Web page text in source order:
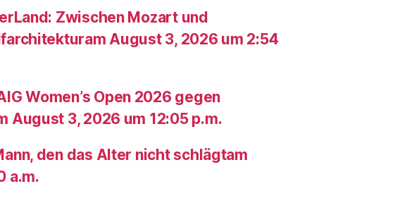
Zwischen Mozart und
August 3, 2026 um 2:54
Women’s Open 2026 gegen
August 3, 2026 um 12:05 p.m.
den das Alter nicht schlägtam
a.m.